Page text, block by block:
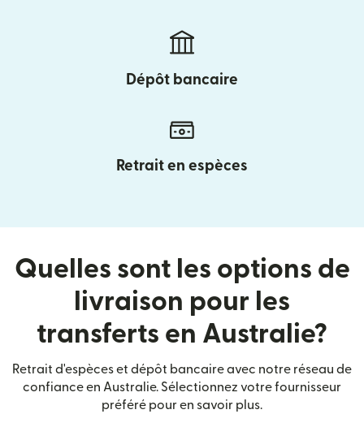
Dépôt bancaire
Retrait en espèces
Quelles sont les options de
livraison pour les
transferts en Australie?
Retrait d'espèces et dépôt bancaire avec notre réseau de
confiance en Australie. Sélectionnez votre fournisseur
préféré pour en savoir plus.